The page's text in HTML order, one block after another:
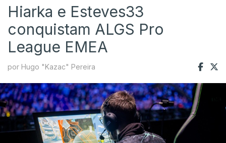
Hiarka e Esteves33
conquistam ALGS Pro
League EMEA
por Hugo "Kazac" Pereira